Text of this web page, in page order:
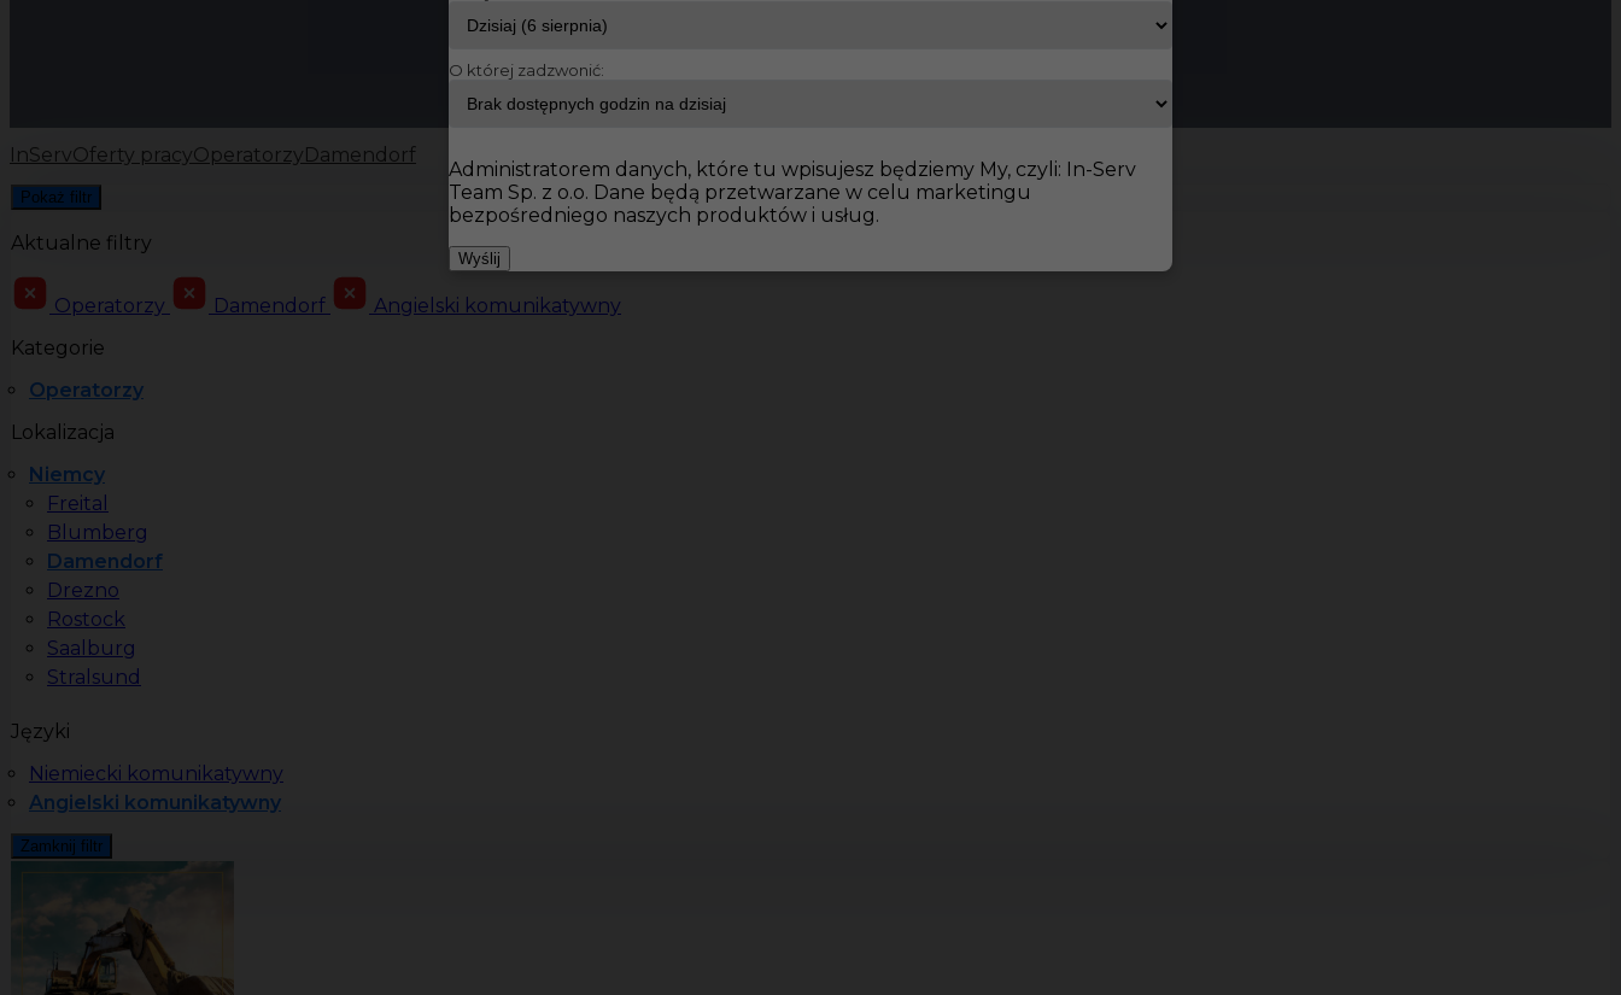
InServOferty pracyOperatorzy Damendorf
Pokaż filtr
Aktualne filtry
Operatorzy Damendorf
Angielski komunikatywny
Kategorie
Operatorzy
Lokalizacja
Niemcy
Freital
Blumberg
Damendorf
Drezno
Rostock
Saalburg
Stralsund
Języki
Niemiecki komunikatywny
Angielski komunikatywny
Zamknij filtr
O której zadzwonić:
Administratorem danych, które tu wpisujesz będziemy My, czyli: In-Serv
Team Sp. z o.o. Dane będą przetwarzane w celu marketingu
bezpośredniego naszych produktów i usług.
Wyślij